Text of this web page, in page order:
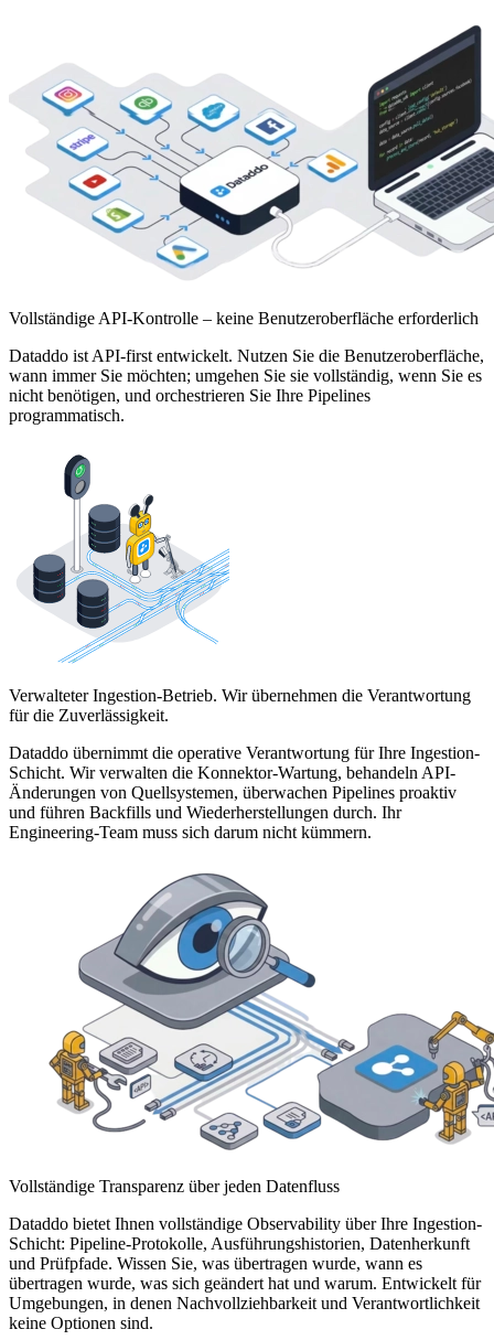
Vollständige API-Kontrolle – keine Benutzeroberfläche erforderlich
Dataddo ist API-first entwickelt. Nutzen Sie die Benutzeroberfläche,
wann immer Sie möchten; umgehen Sie sie vollständig, wenn Sie es
nicht benötigen, und orchestrieren Sie Ihre Pipelines
programmatisch.
Verwalteter Ingestion-Betrieb. Wir übernehmen die Verantwortung
für die Zuverlässigkeit.
Dataddo übernimmt die operative Verantwortung für Ihre Ingestion-
Schicht. Wir verwalten die Konnektor-Wartung, behandeln API-
Änderungen von Quellsystemen, überwachen Pipelines proaktiv
und führen Backfills und Wiederherstellungen durch. Ihr
Engineering-Team muss sich darum nicht kümmern.
Vollständige Transparenz über jeden Datenfluss
Dataddo bietet Ihnen vollständige Observability über Ihre Ingestion-
Schicht: Pipeline-Protokolle, Ausführungshistorien, Datenherkunft
und Prüfpfade. Wissen Sie, was übertragen wurde, wann es
übertragen wurde, was sich geändert hat und warum. Entwickelt für
Umgebungen, in denen Nachvollziehbarkeit und Verantwortlichkeit
keine Optionen sind.